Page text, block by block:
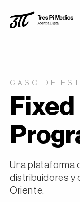
CASO DE
Una plataforma
distribuidores y
Oriente.